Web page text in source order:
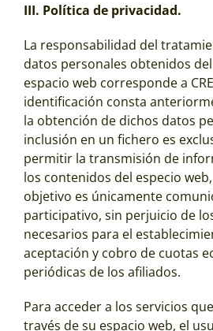
III. Política de privacidad.
La responsabilidad del
datos personales obtenidos
espacio web corresponde a
identificación consta
la obtención de dichos datos
inclusión en un fichero es
permitir la transmisión de
los contenidos del especio
objetivo es únicamente
participativo, sin perjuicio de
necesarios para el
aceptación y cobro de cuotas
periódicas de los afiliados.
Para acceder a los servicios
través de su espacio web, el